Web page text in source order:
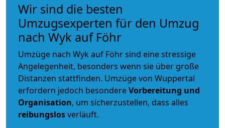
Wir sind die besten
Umzugsexperten für den Umzug
nach Wyk auf Föhr
Umzüge nach Wyk auf Föhr sind eine stressige
Angelegenheit, besonders wenn sie über große
Distanzen stattfinden. Umzüge von Wuppertal
erfordern jedoch besondereVorbereitung und
Organisation, um sicherzustellen, dass alles
reibungslosverläuft.